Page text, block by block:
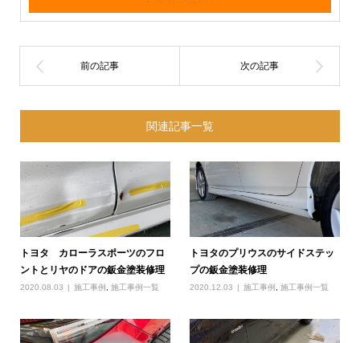
関連記事一覧
トヨタ カローラスポーツのフロ
ントとリヤのドアの鈑金塗装修理
2020.08.03 施工事例 施工事例一覧
トヨタのプリウスのサイドステッ
プの鈑金塗装修理
2020.12.03 施工事例 ,施工事例一覧